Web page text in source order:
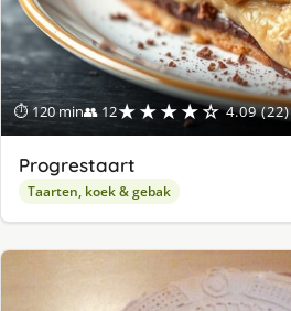
⏱ 120 min👥 12★★★★☆ 4.09 (22)
Progrestaart
Taarten, koek & gebak